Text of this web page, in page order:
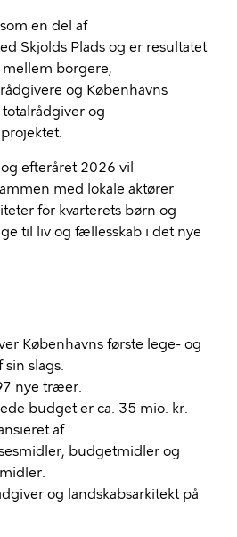
en del af
Skjolds Plads og er resultatet
borgere,
og Københavns
og
efteråret 2026 vil
med lokale aktører
for kvarterets børn og
til liv og fællesskab i det nye
Københavns første lege- og
slags.
nye træer.
budget er ca. 35 mio. kr.
af
budgetmidler og
og landskabsarkitekt på